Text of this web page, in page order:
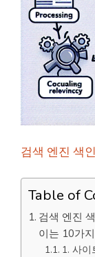
검색 엔진 색
Table of
검색 엔진
이는 10가
1. 사이